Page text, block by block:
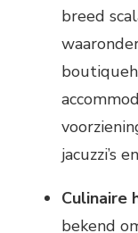
breed
jacuzzi’s
Culinaire
bekend